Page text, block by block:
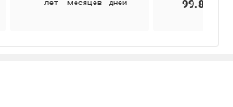
лет месяцев дней 99.86%